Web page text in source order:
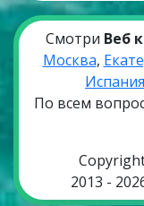
Смотри Веб
Москва,
Испания
По всем
2013 -